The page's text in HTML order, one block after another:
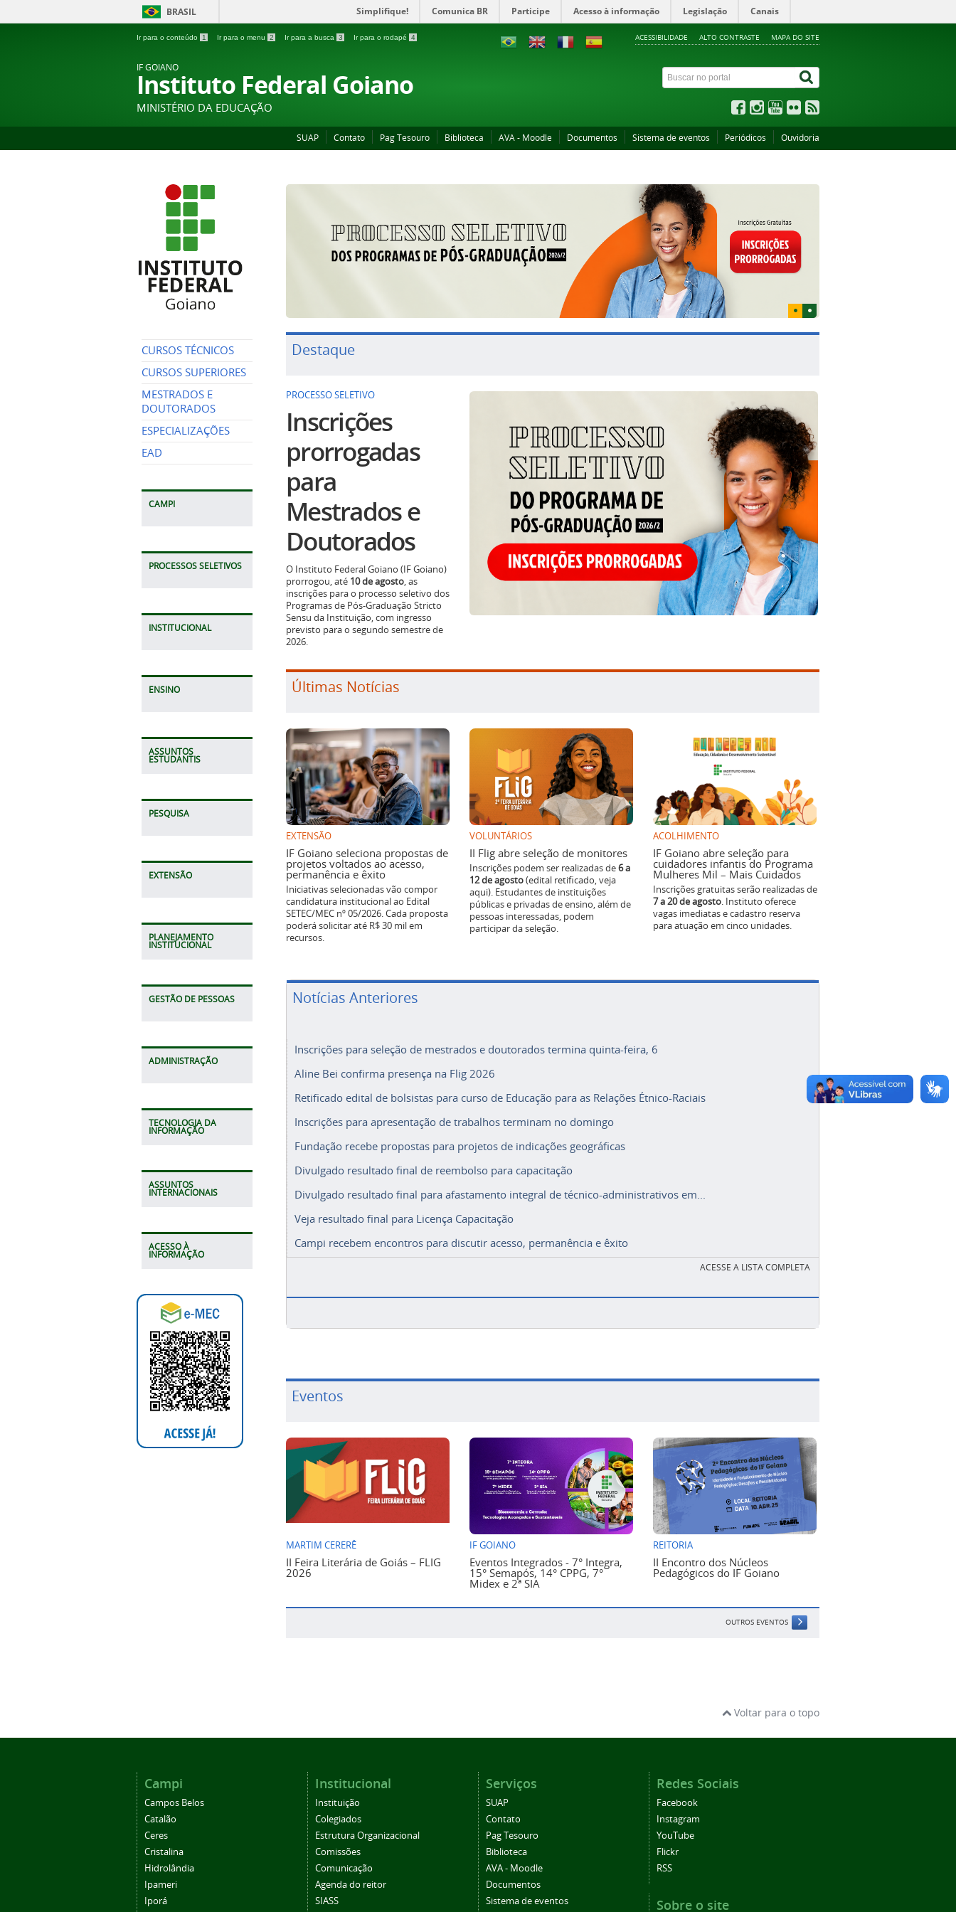
BRASIL Simplifique! Comunica BR Participe Acesso à informação Legislação Canais
Ir para o conteúdo 1 Ir para o menu 2 Ir para a busca 3 Ir para o rodapé 4 ACESSIBILIDADE ALTO CONTRASTE MAPA DO SITE
IF GOIANO
Instituto Federal Goiano
MINISTÉRIO DA EDUCAÇÃO
SUAP Contato Pag Tesouro Biblioteca AVA - Moodle Documentos Sistema de eventos Periódicos Ouvidoria
CURSOS TÉCNICOS
CURSOS SUPERIORES
MESTRADOS E
DOUTORADOS
ESPECIALIZAÇÕES
EAD
CAMPI
PROCESSOS SELETIVOS
INSTITUCIONAL
ENSINO
ASSUNTOS
ESTUDANTIS
PESQUISA
EXTENSÃO
PLANEJAMENTO
INSTITUCIONAL
GESTÃO DE PESSOAS
ADMINISTRAÇÃO
TECNOLOGIA DA
INFORMAÇÃO
ASSUNTOS
INTERNACIONAIS
ACESSO À
INFORMAÇÃO
Destaque
PROCESSO SELETIVO
Inscrições
prorrogadas
para
Mestrados e
Doutorados
O Instituto Federal Goiano (IF Goiano)
prorrogou, até 10 de agosto, as
inscrições para o processo seletivo dos
Programas de Pós-Graduação Stricto
Sensu da Instituição, com ingresso
previsto para o segundo semestre de
2026.
Últimas Notícias
EXTENSÃO
IF Goiano seleciona propostas de
projetos voltados ao acesso,
permanência e êxito
Iniciativas selecionadas vão compor
candidatura institucional ao Edital
SETEC/MEC nº 05/2026. Cada proposta
poderá solicitar até R$ 30 mil em
recursos.
VOLUNTÁRIOS
II Flig abre seleção de monitores
Inscrições podem ser realizadas de6 a
12 de agosto(edital retificado, veja
aqui). Estudantes de instituições
públicas e privadas de ensino, além de
pessoas interessadas, podem
participar da seleção.
ACOLHIMENTO
IF Goiano abre seleção para
cuidadores infantis do Programa
Mulheres Mil – Mais Cuidados
Inscrições gratuitas serão realizadas de
7 a 20 de agosto. Instituto oferece
vagas imediatas e cadastro reserva
para atuação em cinco unidades.
Notícias Anteriores
Inscrições para seleção de mestrados e doutorados termina quinta-feira, 6
Aline Bei confirma presença na Flig 2026
Retificado edital de bolsistas para curso de Educação para as Relações Étnico-Raciais
Inscrições para apresentação de trabalhos terminam no domingo
Fundação recebe propostas para projetos de indicações geográficas
Divulgado resultado final de reembolso para capacitação
Divulgado resultado final para afastamento integral de técnico-administrativos em...
Veja resultado final para Licença Capacitação
Campi recebem encontros para discutir acesso, permanência e êxito
ACESSE A LISTA COMPLETA
Eventos
MARTIM CERERÊ
II Feira Literária de Goiás – FLIG
2026
IF GOIANO
Eventos Integrados - 7° Integra,
15° Semapós, 14° CPPG, 7°
Midex e 2ª SIA
REITORIA
II Encontro dos Núcleos
Pedagógicos do IF Goiano
OUTROS EVENTOS
Voltar para o topo
Campi
Campos Belos
Catalão
Ceres
Cristalina
Hidrolândia
Ipameri
Iporá
Institucional
Instituição
Colegiados
Estrutura Organizacional
Comissões
Comunicação
Agenda do reitor
SIASS
Serviços
SUAP
Contato
Pag Tesouro
Biblioteca
AVA - Moodle
Documentos
Sistema de eventos
Redes Sociais
Facebook
Instagram
YouTube
Flickr
RSS
Sobre o site